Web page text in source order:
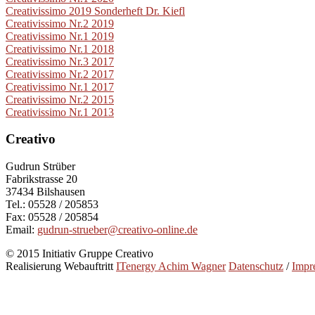
Creativissimo 2019 Sonderheft Dr. Kiefl
Creativissimo Nr.2 2019
Creativissimo Nr.1 2019
Creativissimo Nr.1 2018
Creativissimo Nr.3 2017
Creativissimo Nr.2 2017
Creativissimo Nr.1 2017
Creativissimo Nr.2 2015
Creativissimo Nr.1 2013
Creativo
Gudrun Strüber
Fabrikstrasse 20
37434 Bilshausen
Tel.: 05528 / 205853
Fax: 05528 / 205854
Email: gudrun-strueber@creativo-online.de
© 2015 Initiativ Gruppe Creativo
Realisierung Webauftritt ITenergy Achim Wagner Datenschutz /